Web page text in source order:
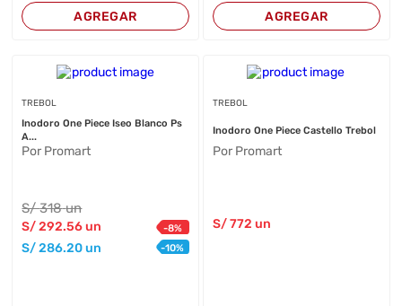
AGREGAR AGREGAR
TREBOL
Inodoro One Piece Iseo Blanco Ps
A...
Por Promart
S/318 un
S/292.56 un -8%
S/286.20 un -10%
TREBOL
Inodoro One Piece Castello Trebol
Por Promart
S/772 un